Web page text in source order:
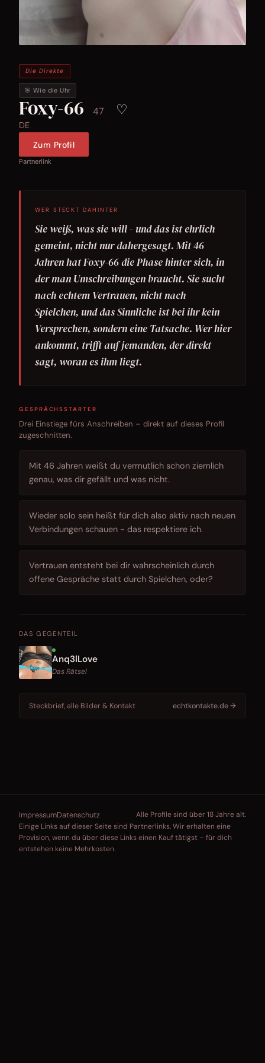
Die Direkte
🎯 Wie die Uhr
Foxy-66 47 ♡
DE
Zum Profil
Partnerlink
WER STECKT DAHINTER
Sie weiß, was sie will - und das ist ehrlich
gemeint, nicht nur dahergesagt. Mit 46
Jahren hat Foxy-66 die Phase hinter sich, in
der man Umschreibungen braucht. Sie sucht
nach echtem Vertrauen, nicht nach
Spielchen, und das Sinnliche ist bei ihr kein
Versprechen, sondern eine Tatsache. Wer hier
ankommt, trifft auf jemanden, der direkt
sagt, woran es ihm liegt.
GESPRÄCHSSTARTER
Drei Einstiege fürs Anschreiben – direkt auf dieses Profil
zugeschnitten.
Mit 46 Jahren weißt du vermutlich schon ziemlich
genau, was dir gefällt und was nicht.
Wieder solo sein heißt für dich also aktiv nach neuen
Verbindungen schauen - das respektiere ich.
Vertrauen entsteht bei dir wahrscheinlich durch
offene Gespräche statt durch Spielchen, oder?
DAS GEGENTEIL
Anq3lLove
Das Rätsel
Steckbrief, alle Bilder & Kontakt echtkontakte.de →
ImpressumDatenschutz
Alle Profile sind über 18 Jahre alt.
Einige Links auf dieser Seite sind Partnerlinks. Wir erhalten eine
Provision, wenn du über diese Links einen Kauf tätigst – für dich
entstehen keine Mehrkosten.